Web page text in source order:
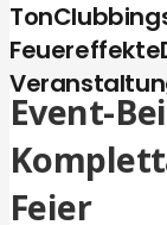
Ton
Feuereffekte
Event-
Feier